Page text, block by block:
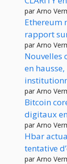
par Arno
Ethereum
rapport
par Arno
Nouvelles
en
par Arno
Bitcoin
digitaux
par Arno
Hbar
tentative
par Arno